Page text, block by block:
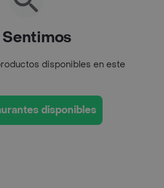
Sentimos
disponibles en este
disponibles